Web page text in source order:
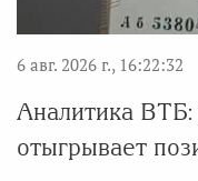
6 авг. 2026 г., 16:22:32
Аналитика ВТБ:
отыгрывает